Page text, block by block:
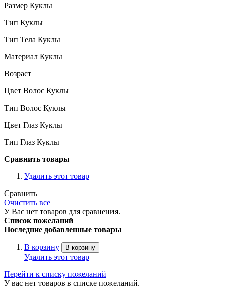
Размер Куклы
Тип Куклы
Тип Тела Куклы
Материал Куклы
Возраст
Цвет Волос Куклы
Тип Волос Куклы
Цвет Глаз Куклы
Тип Глаз Куклы
Сравнить товары
Удалить этот товар
Сравнить
Очистить все
У Вас нет товаров для сравнения.
Список пожеланий
Последние добавленные товары
В корзину В корзину
Удалить этот товар
Перейти к списку пожеланий
У вас нет товаров в списке пожеланий.